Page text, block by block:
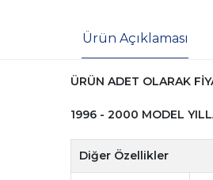
Ürün Açıklaması
ÜRÜN ADET OLARAK
1996 - 2000 MODEL
Diğer Özellikler